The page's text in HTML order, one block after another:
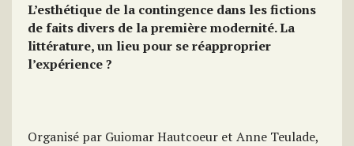
L’esthétique de la contingence dans les fictions
de faits divers de la première modernité. La
littérature, un lieu pour se réapproprier
l’expérience ?
Organisé par Guiomar Hautcoeur et Anne Teulade,